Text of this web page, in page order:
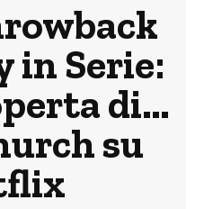
in Serie:
di…
su